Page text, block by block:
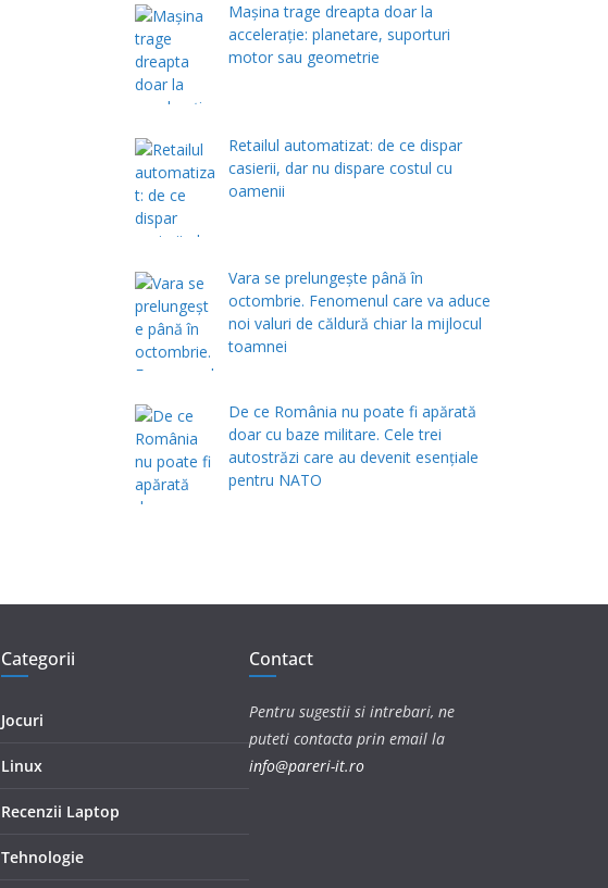
Mașina trage dreapta doar la
accelerație: planetare, suporturi
motor sau geometrie
Retailul automatizat: de ce dispar
casierii, dar nu dispare costul cu
oamenii
Vara se prelungeşte până în
octombrie. Fenomenul care va aduce
noi valuri de căldură chiar la mijlocul
toamnei
De ce România nu poate fi apărată
doar cu baze militare. Cele trei
autostrăzi care au devenit esențiale
pentru NATO
Categorii
Jocuri
Linux
Recenzii Laptop
Tehnologie
Contact
Pentru sugestii si intrebari, ne
puteti contacta prin email la
info@pareri-it.ro